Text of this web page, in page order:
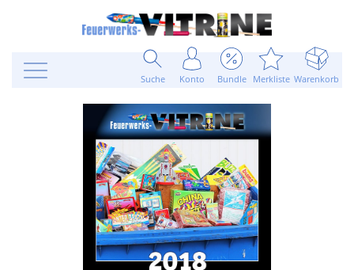
Suche Konto Bundle Merkliste Warenkorb